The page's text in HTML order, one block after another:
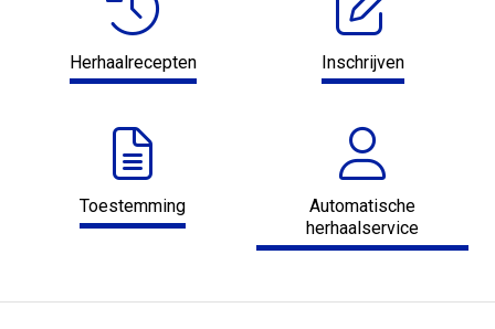
Herhaalrecepten Inschrijven
Toestemming
Automatische
herhaalservice